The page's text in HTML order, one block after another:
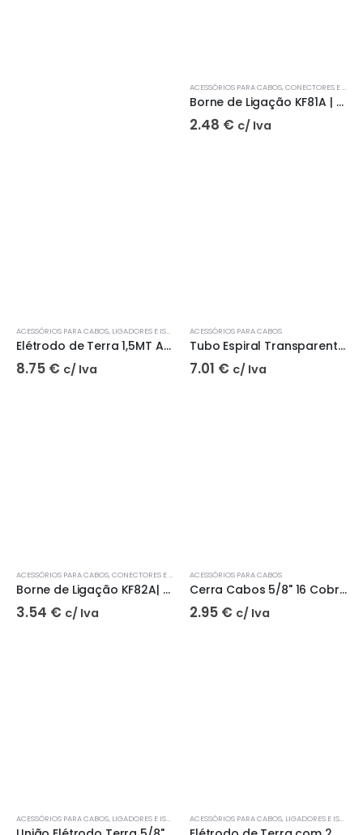
ACESSÓRIOS PARA CABOS,CONECTORES E ADAPTADORES
Borne de Ligação KF81A | Hager
2.48 € c/ Iva
ACESSÓRIOS PARA CABOS, LIGADORES E ISOLAMENTO
Elétrodo de Terra 1,5MT Aço Cobreado 5/8″ C/2 Roscas| JOBASI
8.75 € c/ Iva
ACESSÓRIOS PARA CABOS
Tubo Espiral Transparente 16/19mm
7.01 € c/ Iva
ACESSÓRIOS PARA CABOS,CONECTORES E ADAPTADORES ,PENTES, BARRAMENTOS E BORNES
Borne de Ligação KF82A| Hager
3.54 € c/ Iva
ACESSÓRIOS PARA CABOS
Cerra Cabos 5/8" 16 Cobrado
2.95 € c/ Iva
ACESSÓRIOS PARA CABOS, LIGADORES E ISOLAMENTO ACESSÓRIOS PARA CABOS, LIGADORES E ISOLAMENTO